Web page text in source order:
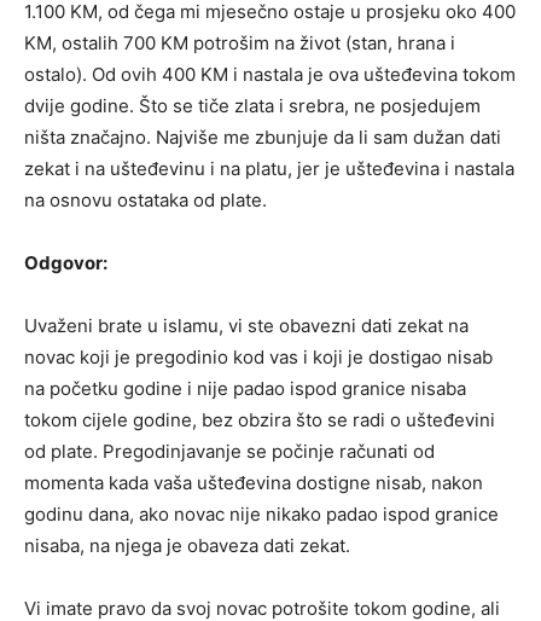
1.100 KM, od čega mi mjesečno ostaje u prosjeku oko 400
KM, ostalih 700 KM potrošim na život (stan, hrana i
ostalo). Od ovih 400 KM i nastala je ova ušteđevina tokom
dvije godine. Što se tiče zlata i srebra, ne posjedujem
ništa značajno. Najviše me zbunjuje da li sam dužan dati
zekat i na ušteđevinu i na platu, jer je ušteđevina i nastala
na osnovu ostataka od plate.
Odgovor:
Uvaženi brate u islamu, vi ste obavezni dati zekat na
novac koji je pregodinio kod vas i koji je dostigao nisab
na početku godine i nije padao ispod granice nisaba
tokom cijele godine, bez obzira što se radi o ušteđevini
od plate. Pregodinjavanje se počinje računati od
momenta kada vaša ušteđevina dostigne nisab, nakon
godinu dana, ako novac nije nikako padao ispod granice
nisaba, na njega je obaveza dati zekat.
Vi imate pravo da svoj novac potrošite tokom godine, ali